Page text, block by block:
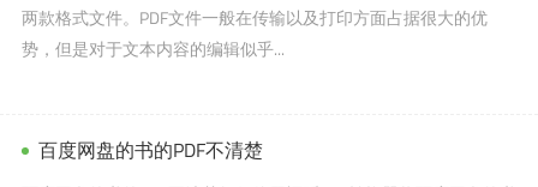
两款格式文件。PDF文件一般在传输以及打印方面占据很大的优
势，但是对于文本内容的编辑似乎...
百度网盘的书的PDF不清楚